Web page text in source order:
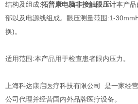
结构及组成:拓普康电脑非接触眼压计本产
部以及电源线组成。眼压测量范围:1-
换)。
适用范围:本产品用于检查患者眼内压力。
上海科达康启医疗科技有限公司 是一家经
公司代理并经营国内外品牌医疗设备。